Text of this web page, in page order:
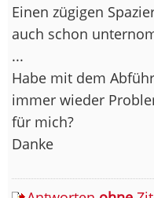
Einen zügigen
auch schon
...
Habe mit dem
immer wieder
für mich?
Danke